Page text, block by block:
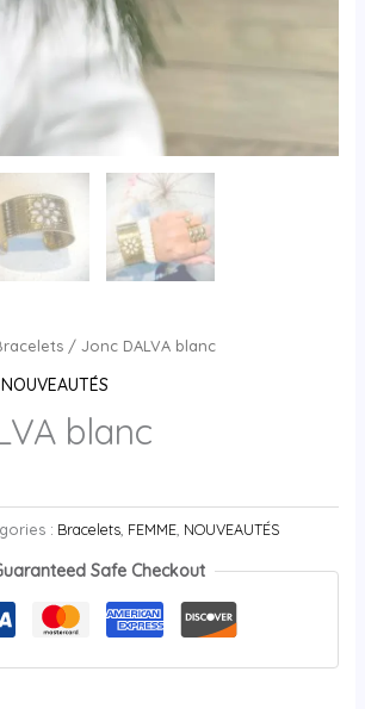
/ Jonc DALVA blanc
NOUVEAUTÉS
blanc
: Bracelets, FEMME, NOUVEAUTÉS
Safe Checkout